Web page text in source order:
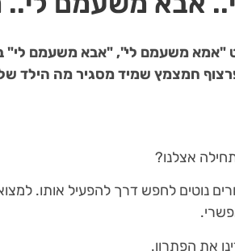
משעמם לי", "אבא משעמם לי"
חמצמץ שמיד מסגיר מה הילד
אצלנו?
נוטים לחפש דרך להפעיל אותו.
את הפתרון.